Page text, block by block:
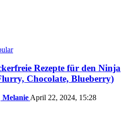
Rezepte für den Ninja
Chocolate, Blueberry)
Melanie April 22, 2024, 15:28